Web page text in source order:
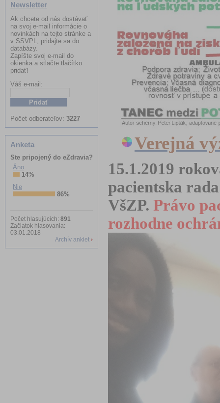
Newsletter
Ak chcete od nás dostávať
na svoj e-mail informácie o
novinkách na tejto stránke a
v SSVPL, pridajte sa do
databázy.
Zapíšte svoj e-mail do
okienka a stlačte tlačítko
pridať!
Váš e-mail:
Počet odberateľov: 3227
Anketa
Ste pripojený do eZdravia?
Áno
14%
Nie
86%
Počet hlasujúcich: 891
Začiatok hlasovania:
03.01.2018
Archív ankiet
Verejná
15.1.2019
pacientska
VšZP. Právo
rozhodne